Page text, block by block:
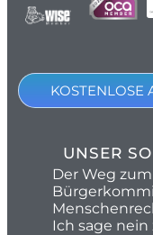
KOSTENLOSE
UNSER
Der Weg
Ich sage nein